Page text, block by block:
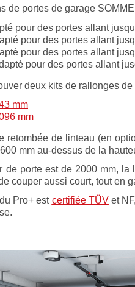
de portes de garage
pour des portes allant
pour des portes allant
pour des portes allant
pour des portes allant
deux kits de rallonges
mm
mm
retombée de linteau (en
mm au-dessus de la
de porte est de 2000 mm,
couper aussi court, tout en
Pro+ est certifiée TÜVet